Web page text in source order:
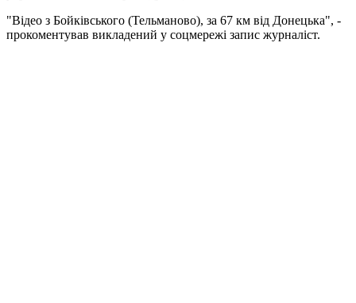
"Відео з Бойківського (Тельманово), за 67 км від Донецька", -
прокоментував викладений у соцмережі запис журналіст.